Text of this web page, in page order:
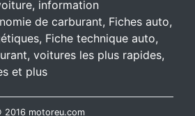
information
de carburant, Fiches auto,
Fiche technique auto,
voitures les plus rapides,
et plus
2016 motoreu.com